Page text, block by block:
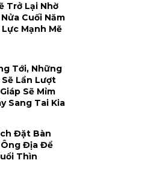
Trở Lại Nhờ
Cuối Năm
Mạnh Mẽ
Tới, Những
Sẽ Lần Lượt
Sẽ Mỉm
Sang Tai Kia
Đặt Bàn
Địa Để
Thìn